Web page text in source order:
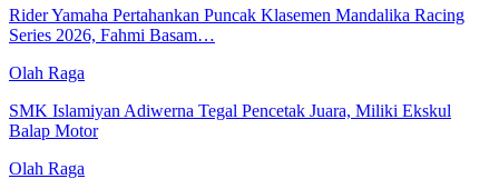
Rider Yamaha Pertahankan Puncak Klasemen Mandalika Racing
Series 2026, Fahmi Basam…
Olah Raga
SMK Islamiyan Adiwerna Tegal Pencetak Juara, Miliki Ekskul
Balap Motor
Olah Raga